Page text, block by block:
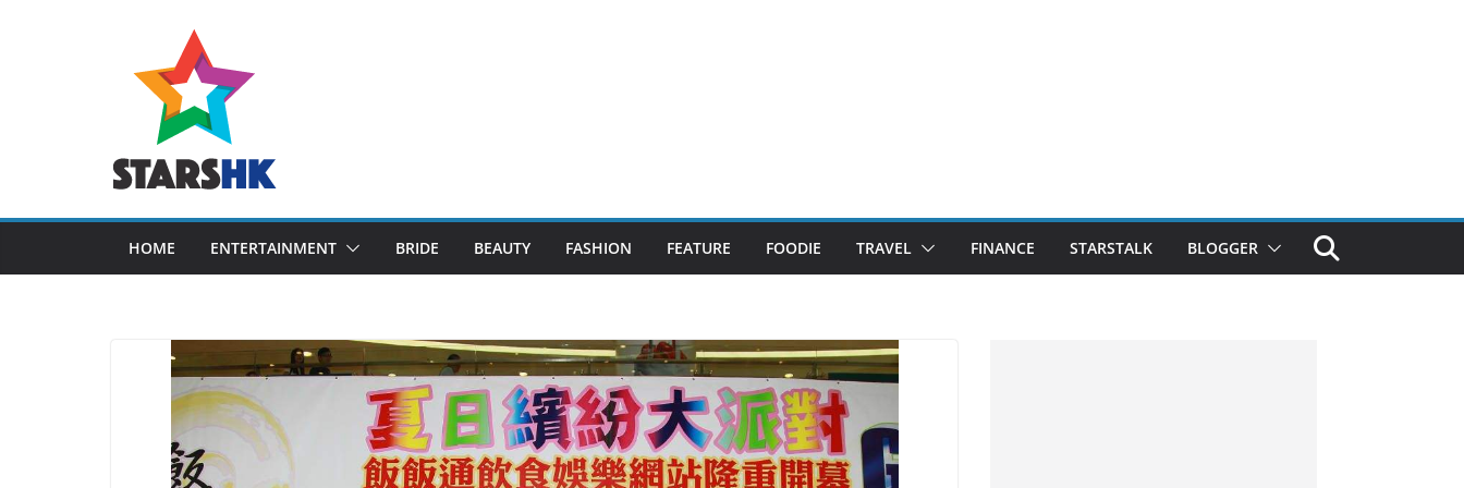
HOME ENTERTAINMENT BRIDE BEAUTY FASHION FEATURE FOODIE TRAVEL FINANCE STARSTALK BLOGGER